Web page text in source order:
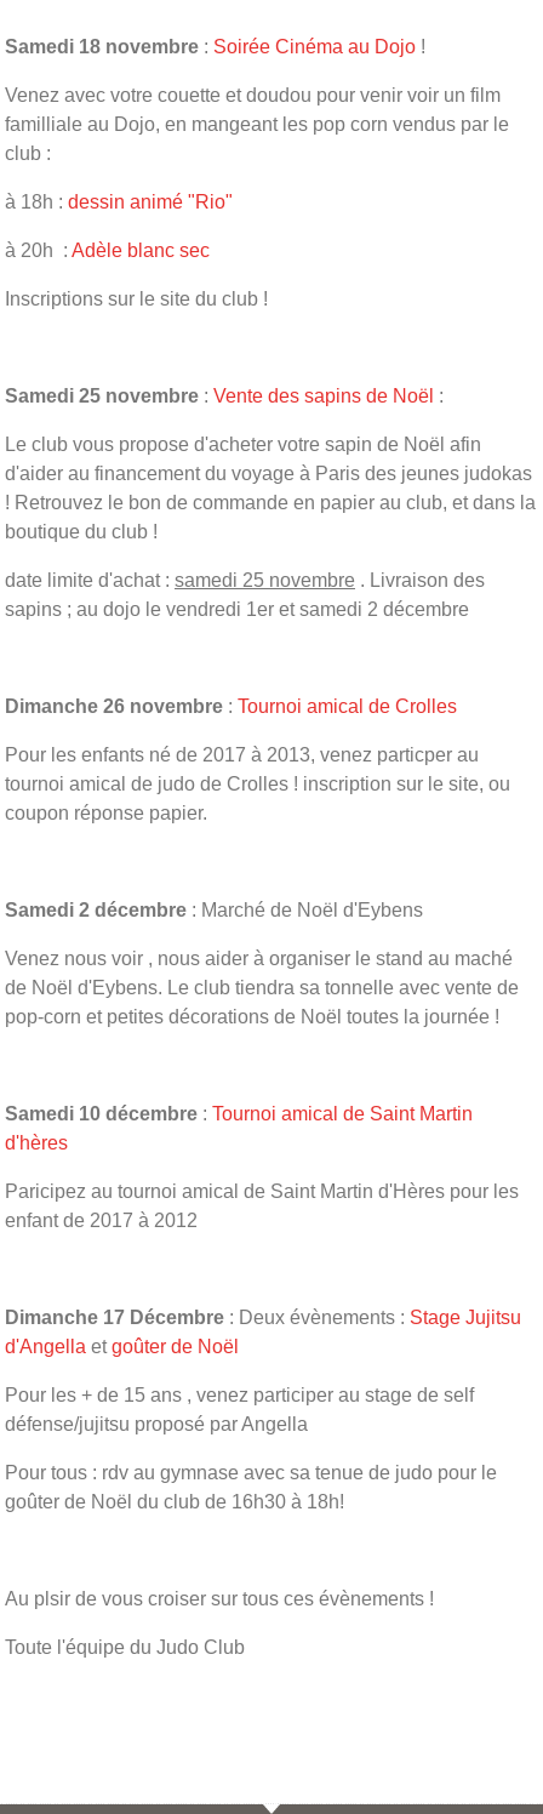
Samedi 18 novembre : Soirée Cinéma au Dojo !
Venez avec votre couette et doudou pour venir voir un film
familliale au Dojo, en mangeant les pop corn vendus par le
club :
à 18h : dessin animé "Rio"
à 20h : Adèle blanc sec
Inscriptions sur le site du club !
Samedi 25 novembre : Vente des sapins de Noël :
Le club vous propose d'acheter votre sapin de Noël afin
d'aider au financement du voyage à Paris des jeunes judokas
! Retrouvez le bon de commande en papier au club, et dans la
boutique du club !
date limite d'achat : samedi 25 novembre . Livraison des
sapins ; au dojo le vendredi 1er et samedi 2 décembre
Dimanche 26 novembre : Tournoi amical de Crolles
Pour les enfants né de 2017 à 2013, venez particper au
tournoi amical de judo de Crolles ! inscription sur le site, ou
coupon réponse papier.
Samedi 2 décembre : Marché de Noël d'Eybens
Venez nous voir , nous aider à organiser le stand au maché
de Noël d'Eybens. Le club tiendra sa tonnelle avec vente de
pop-corn et petites décorations de Noël toutes la journée !
Samedi 10 décembre : Tournoi amical de Saint Martin
d'hères
Paricipez au tournoi amical de Saint Martin d'Hères pour les
enfant de 2017 à 2012
Dimanche 17 Décembre : Deux évènements : Stage Jujitsu
d'Angella etgoûter de Noël
Pour les + de 15 ans , venez participer au stage de self
défense/jujitsu proposé par Angella
Pour tous : rdv au gymnase avec sa tenue de judo pour le
goûter de Noël du club de 16h30 à 18h!
Au plsir de vous croiser sur tous ces évènements !
Toute l'équipe du Judo Club